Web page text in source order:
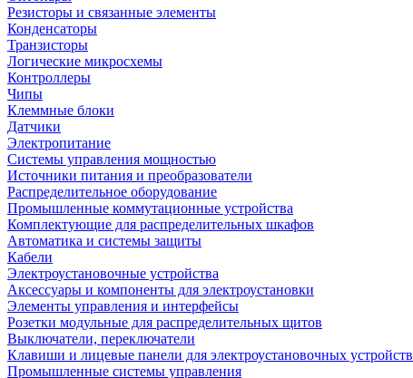
Резисторы и связанные элементы
Конденсаторы
Транзисторы
Логические микросхемы
Контроллеры
Чипы
Клеммные блоки
Датчики
Электропитание
Системы управления мощностью
Источники питания и преобразователи
Распределительное оборудование
Промышленные коммутационные устройства
Комплектующие для распределительных шкафов
Автоматика и системы защиты
Кабели
Электроустановочные устройства
Аксессуары и компоненты для электроустановки
Элементы управления и интерфейсы
Розетки модульные для распределительных щитов
Выключатели, переключатели
Клавиши и лицевые панели для электроустановочных устройств
Промышленные системы управления